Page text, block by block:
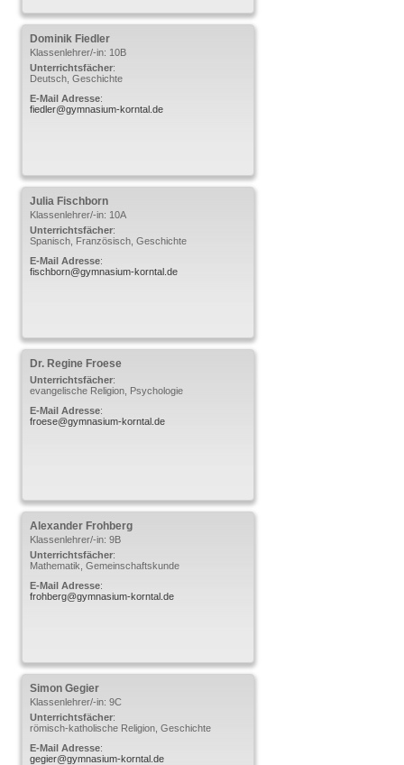
Dominik Fiedler
Klassenlehrer/-in: 10B
Unterrichtsfächer:
Deutsch, Geschichte
E-Mail Adresse:
fiedler@gymnasium-korntal.de
Julia Fischborn
Klassenlehrer/-in: 10A
Unterrichtsfächer:
Spanisch, Französisch, Geschichte
E-Mail Adresse:
fischborn@gymnasium-korntal.de
Dr. Regine Froese
Unterrichtsfächer:
evangelische Religion, Psychologie
E-Mail Adresse:
froese@gymnasium-korntal.de
Alexander Frohberg
Klassenlehrer/-in: 9B
Unterrichtsfächer:
Mathematik, Gemeinschaftskunde
E-Mail Adresse:
frohberg@gymnasium-korntal.de
Simon Gegier
Klassenlehrer/-in: 9C
Unterrichtsfächer:
römisch-katholische Religion, Geschichte
E-Mail Adresse:
gegier@gymnasium-korntal.de